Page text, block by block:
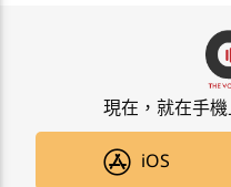
現在，就在手
iOS